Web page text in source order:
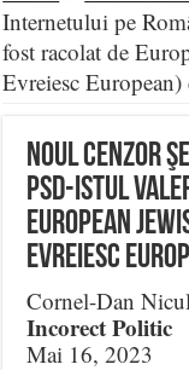
Internetului pe
fost racolat de
Evreiesc
Noul Cenzor
PSD-istul
European
Evreiesc
Cornel-Dan
Incorect Politic
Mai 16, 2023